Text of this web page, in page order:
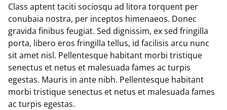
Class aptent taciti sociosqu ad litora torquent per
conubaia nostra, per inceptos himenaeos. Donec
gravida finibus feugiat. Sed dignissim, ex sed fringilla
porta, libero eros fringilla tellus, id facilisis arcu nunc
sit amet nisl. Pellentesque habitant morbi tristique
senectus et netus et malesuada fames ac turpis
egestas. Mauris in ante nibh. Pellentesque habitant
morbi tristique senectus et netus et malesuada fames
ac turpis egestas.